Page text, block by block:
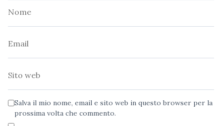
Salva il mio nome, email e sito web in questo browser per la
prossima volta che commento.